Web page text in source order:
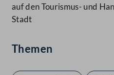
auf den Tourismus- und
Stadt
Themen